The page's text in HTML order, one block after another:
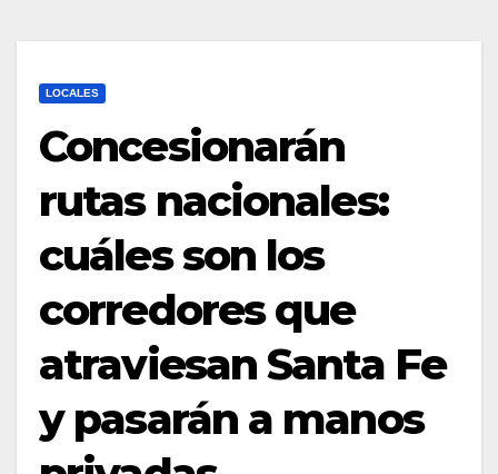
LOCALES
Concesionarán
rutas nacionales:
cuáles son los
corredores que
atraviesan Santa Fe
y pasarán a manos